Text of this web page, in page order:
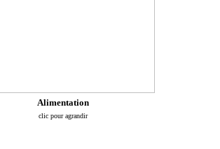
Alimentation
clic pour agrandir